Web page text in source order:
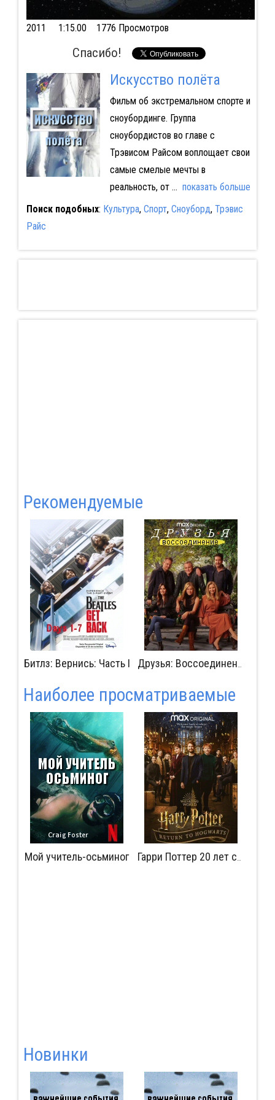
2011 1:15.00 1776 Просмотров
Спасибо!
Искусство полёта
Фильм об экстремальном спорте и
сноубординге. Группа
сноубордистов во главе с
Трэвисом Райсом воплощает свои
самые смелые мечты в
реальность, от... показать больше
Поиск подобных: Культура, Спорт, Сноуборд, Трэвис
Райс
Pекомендуемые
Битлз: Вернись: Часть I Друзья: Воссоединение
Наиболее просматриваемые
Мой учитель-осьминог
Новинки